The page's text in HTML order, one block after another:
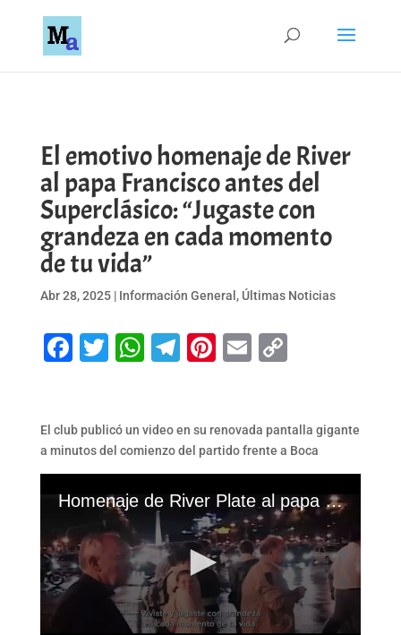
El emotivo homenaje de River
al papa Francisco antes del
Superclásico: “Jugaste con
grandeza en cada momento
de tu vida”
Abr 28, 2025| Información General , Últimas Noticias
Facebook
Twitter
WhatsApp
Telegram
Pinterest
EmailCopy
El club publicó un video en su renovada pantalla gigante
a minutos del comienzo del partido frente a Boca